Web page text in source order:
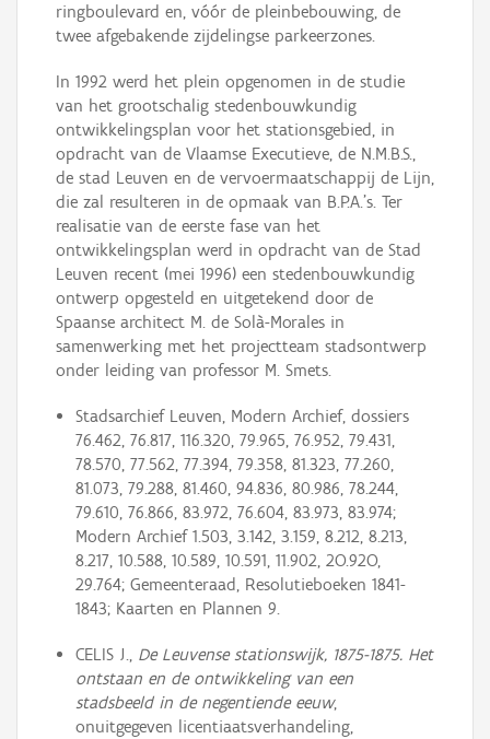
ringboulevard en, vóór de pleinbebouwing, de
twee afgebakende zijdelingse parkeerzones.
In 1992 werd het plein opgenomen in de studie
van het grootschalig stedenbouwkundig
ontwikkelingsplan voor het stationsgebied, in
opdracht van de Vlaamse Executieve, de N.M.B.S.,
de stad Leuven en de vervoermaatschappij de Lijn,
die zal resulteren in de opmaak van B.P.A.'s. Ter
realisatie van de eerste fase van het
ontwikkelingsplan werd in opdracht van de Stad
Leuven recent (mei 1996) een stedenbouwkundig
ontwerp opgesteld en uitgetekend door de
Spaanse architect M. de Solà-Morales in
samenwerking met het projectteam stadsontwerp
onder leiding van professor M. Smets.
Stadsarchief Leuven, Modern Archief, dossiers
76.462, 76.817, 116.320, 79.965, 76.952, 79.431,
78.570, 77.562, 77.394, 79.358, 81.323, 77.260,
81.073, 79.288, 81.460, 94.836, 80.986, 78.244,
79.610, 76.866, 83.972, 76.604, 83.973, 83.974;
Modern Archief 1.503, 3.142, 3.159, 8.212, 8.213,
8.217, 10.588, 10.589, 10.591, 11.902, 2O.92O,
29.764; Gemeenteraad, Resolutieboeken 1841-
1843; Kaarten en Plannen 9.
CELIS J., De Leuvense stationswijk, 1875-1875. Het
ontstaan en de ontwikkeling van een
stadsbeeld in de negentiende eeuw,
onuitgegeven licentiaatsverhandeling,